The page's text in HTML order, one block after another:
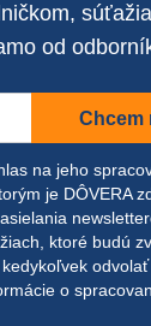
od
Chcem
na jeho
je DÔVERA
ktoré budú
o